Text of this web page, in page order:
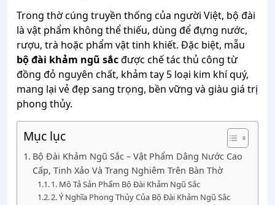
Trong thờ cúng truyền thống của người Việt, bộ đài
là vật phẩm không thể thiếu, dùng để đựng nước,
rượu, trà hoặc phẩm vật tinh khiết. Đặc biệt, mẫu
bộ đài khảm ngũ sắcđược chế tác thủ công từ
đồng đỏ nguyên chất, khảm tay 5 loại kim khí quý,
mang lại vẻ đẹp sang trọng, bền vững và giàu giá trị
phong thủy.
Mục lục
Bộ Đài Khảm Ngũ Sắc – Vật Phẩm Dâng Nước Cao
Cấp, Tinh Xảo Và Trang Nghiêm Trên Bàn Thờ
1. Mô Tả Sản Phẩm Bộ Đài Khảm Ngũ Sắc
2. Ý Nghĩa Phong Thủy Của Bộ Đài Khảm Ngũ Sắc